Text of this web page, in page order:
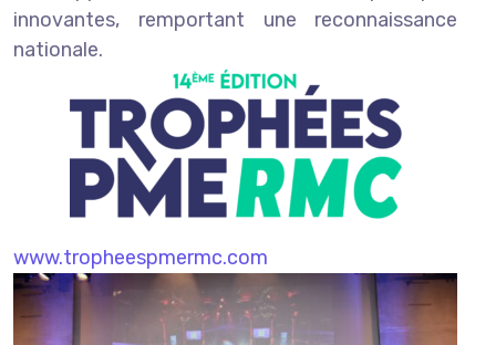
innovantes, remportant une reconnaissance
nationale.
www.tropheespmermc.com